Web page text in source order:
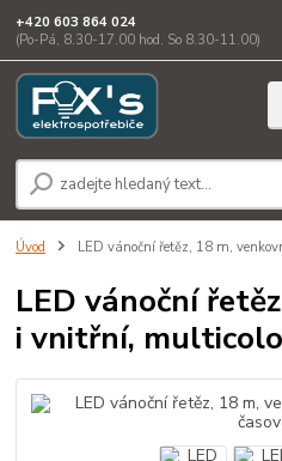
+420 603 864 024
(Po-Pá, 8.30-17.00 hod. So 8.30-11.00)
Úvod LED vánoční řetěz, 18 m,
LED vánoční
i vnitřní,